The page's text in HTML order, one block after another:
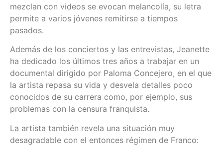
mezclan con videos se evocan melancolía, su letra
permite a varios jóvenes remitirse a tiempos
pasados.
Además de los conciertos y las entrevistas, Jeanette
ha dedicado los últimos tres años a trabajar en un
documental dirigido por Paloma Concejero, en el que
la artista repasa su vida y desvela detalles poco
conocidos de su carrera como, por ejemplo, sus
problemas con la censura franquista.
La artista también revela una situación muy
desagradable con el entonces régimen de Franco: